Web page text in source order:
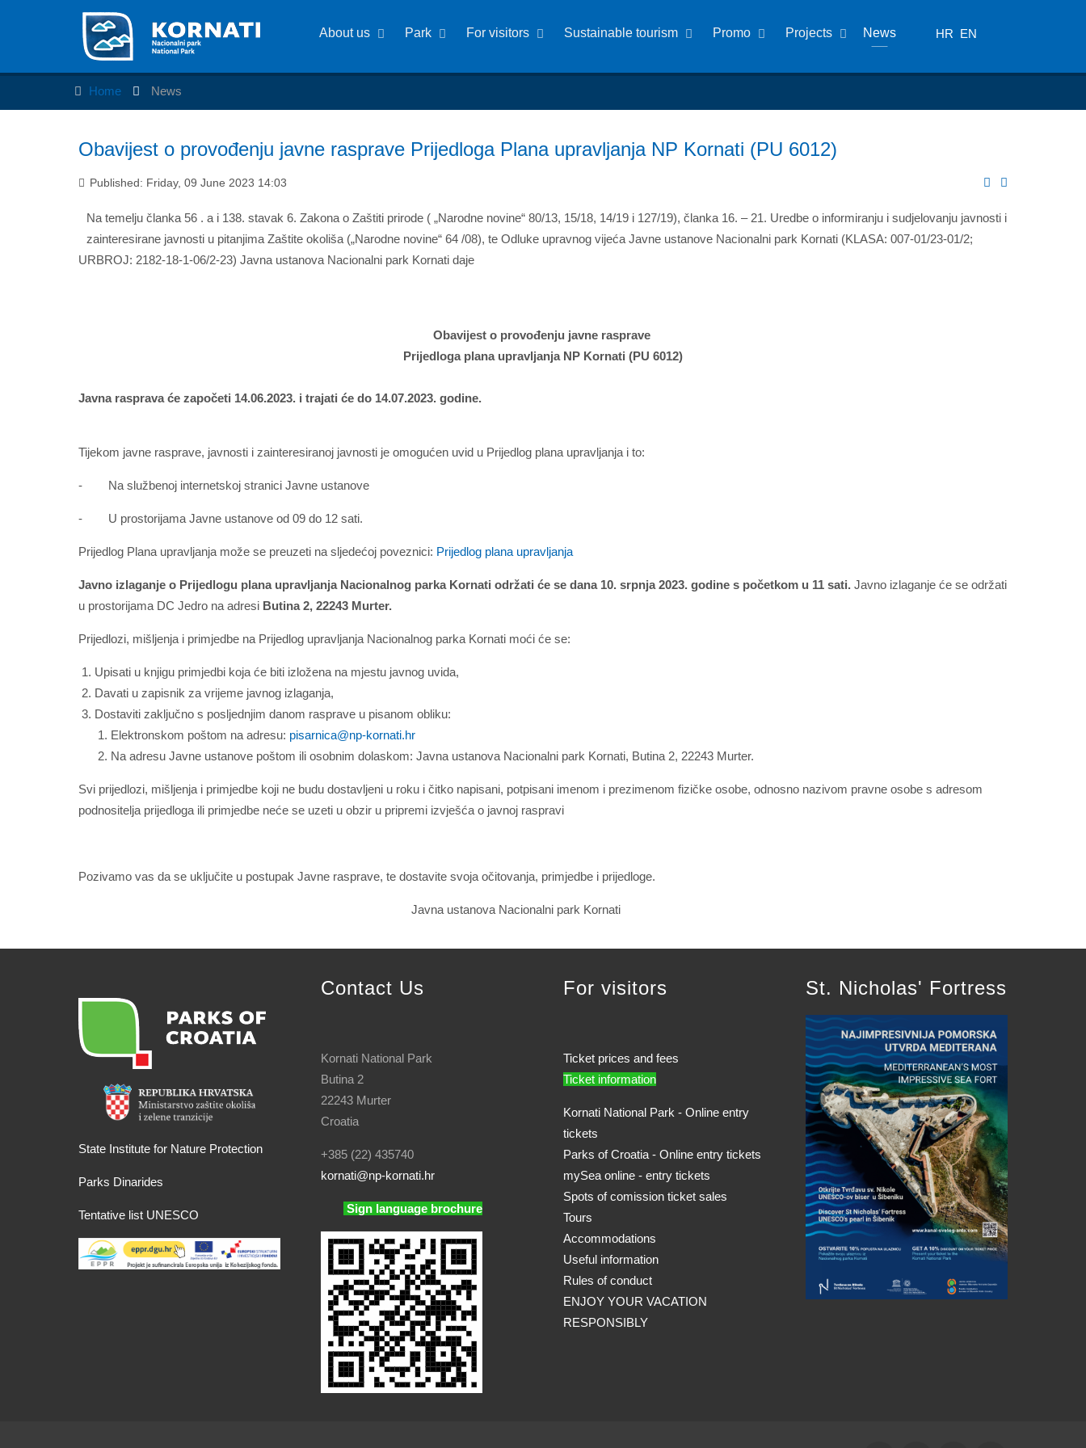
About us Park For visitors Sustainable tourism Promo Projects News HR EN
Home News
Obavijest o provođenju javne rasprave Prijedloga Plana upravljanja NP Kornati (PU 6012)
Published: Friday, 09 June 2023 14:03
Na temelju članka 56 . a i 138. stavak 6. Zakona o Zaštiti prirode ( „Narodne novine“ 80/13, 15/18, 14/19 i 127/19), članka 16. – 21. Uredbe o informiranju i sudjelovanju javnosti i
zainteresirane javnosti u pitanjima Zaštite okoliša („Narodne novine“ 64 /08), te Odluke upravnog vijeća Javne ustanove Nacionalni park Kornati (KLASA: 007-01/23-01/2;
URBROJ: 2182-18-1-06/2-23) Javna ustanova Nacionalni park Kornati daje
Obavijest o provođenju javne rasprave
Prijedloga plana upravljanja NP Kornati (PU 6012)
Javna rasprava će započeti 14.06.2023. i trajati će do 14.07.2023. godine.
Tijekom javne rasprave, javnosti i zainteresiranoj javnosti je omogućen uvid u Prijedlog plana upravljanja i to:
- Na službenoj internetskoj stranici Javne ustanove
- U prostorijama Javne ustanove od 09 do 12 sati.
Prijedlog Plana upravljanja može se preuzeti na sljedećoj poveznici: Prijedlog plana upravljanja
Javno izlaganje o Prijedlogu plana upravljanja Nacionalnog parka Kornati održati će se dana 10. srpnja 2023. godine s početkom u 11 sati. Javno izlaganje će se održati
u prostorijama DC Jedro na adresi Butina 2, 22243 Murter.
Prijedlozi, mišljenja i primjedbe na Prijedlog upravljanja Nacionalnog parka Kornati moći će se:
Upisati u knjigu primjedbi koja će biti izložena na mjestu javnog uvida,
Davati u zapisnik za vrijeme javnog izlaganja,
Dostaviti zaključno s posljednjim danom rasprave u pisanom obliku:
Elektronskom poštom na adresu: pisarnica@np-kornati.hr
Na adresu Javne ustanove poštom ili osobnim dolaskom: Javna ustanova Nacionalni park Kornati, Butina 2, 22243 Murter.
Svi prijedlozi, mišljenja i primjedbe koji ne budu dostavljeni u roku i čitko napisani, potpisani imenom i prezimenom fizičke osobe, odnosno nazivom pravne osobe s adresom
podnositelja prijedloga ili primjedbe neće se uzeti u obzir u pripremi izvješća o javnoj raspravi
Pozivamo vas da se uključite u postupak Javne rasprave, te dostavite svoja očitovanja, primjedbe i prijedloge.
Javna ustanova Nacionalni park Kornati
State Institute for Nature Protection
Parks Dinarides
Tentative list UNESCO
Contact Us
Kornati National Park
Butina 2
22243 Murter
Croatia
+385 (22) 435740
kornati@np-kornati.hr
Sign language brochure
For visitors
Ticket prices and fees
Ticket information
Kornati National Park - Online entry
tickets
Parks of Croatia - Online entry tickets
mySea online - entry tickets
Spots of comission ticket sales
Tours
Accommodations
Useful information
Rules of conduct
ENJOY YOUR VACATION
RESPONSIBLY
St. Nicholas' Fortress